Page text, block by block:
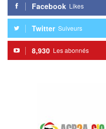
Facebook Likes
Twitter Suiveurs
8,930 Les abonnés